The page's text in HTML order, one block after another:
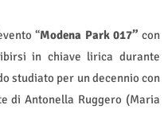
“Modena Park 017” con
in chiave lirica durante
studiato per un decennio con
di Antonella Ruggero (Maria